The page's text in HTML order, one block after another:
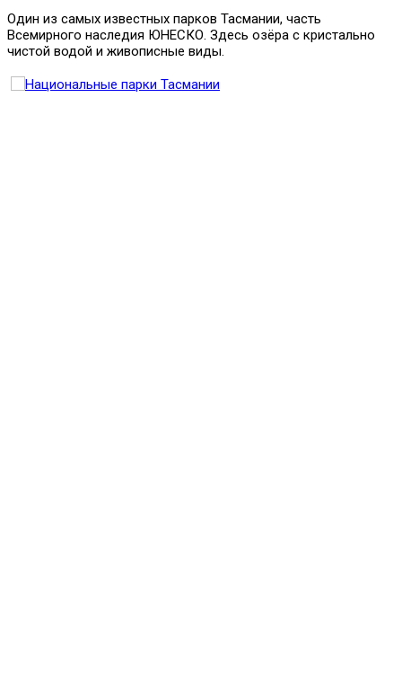
Один из самых известных парков Тасмании, часть
Всемирного наследия ЮНЕСКО. Здесь озёра с кристально
чистой водой и живописные виды.